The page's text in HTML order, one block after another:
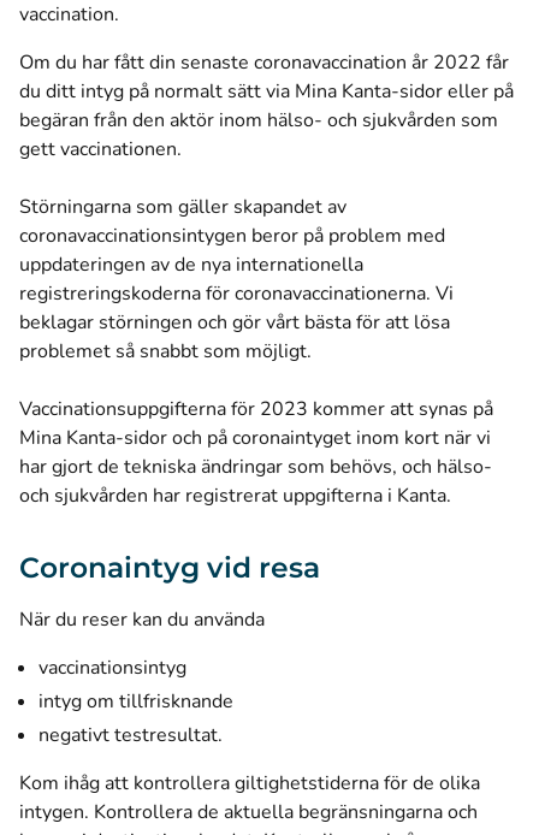
vaccination.
Om du har fått din senaste coronavaccination år 2022 får
du ditt intyg på normalt sätt via Mina Kanta-sidor eller på
begäran från den aktör inom hälso- och sjukvården som
gett vaccinationen.
Störningarna som gäller skapandet av
coronavaccinationsintygen beror på problem med
uppdateringen av de nya internationella
registreringskoderna för coronavaccinationerna. Vi
beklagar störningen och gör vårt bästa för att lösa
problemet så snabbt som möjligt.
Vaccinationsuppgifterna för 2023 kommer att synas på
Mina Kanta-sidor och på coronaintyget inom kort när vi
har gjort de tekniska ändringar som behövs, och hälso-
och sjukvården har registrerat uppgifterna i Kanta.
Coronaintyg vid resa
När du reser kan du använda
vaccinationsintyg
intyg om tillfrisknande
negativt testresultat.
Kom ihåg att kontrollera giltighetstiderna för de olika
intygen. Kontrollera de aktuella begränsningarna och